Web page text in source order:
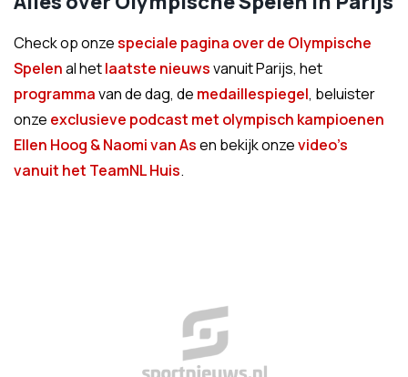
Check op onzespeciale pagina over de Olympische
Spelenal hetlaatste nieuwsvanuit Parijs, het
programmavan de dag, de medaillespiegel, beluister
onze exclusieve podcast met olympisch kampioenen
Ellen Hoog & Naomi van Asen bekijk onzevideo's
vanuit het TeamNL Huis.